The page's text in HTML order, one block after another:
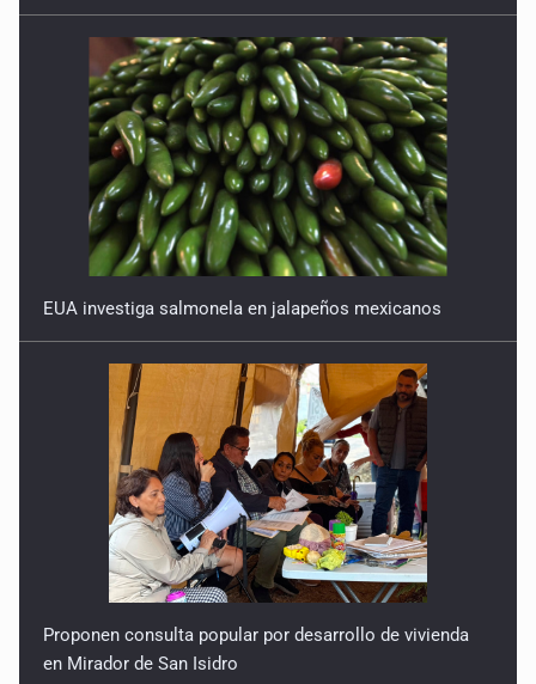
EUA investiga salmonela en jalapeños mexicanos
Proponen consulta popular por desarrollo de vivienda
en Mirador de San Isidro